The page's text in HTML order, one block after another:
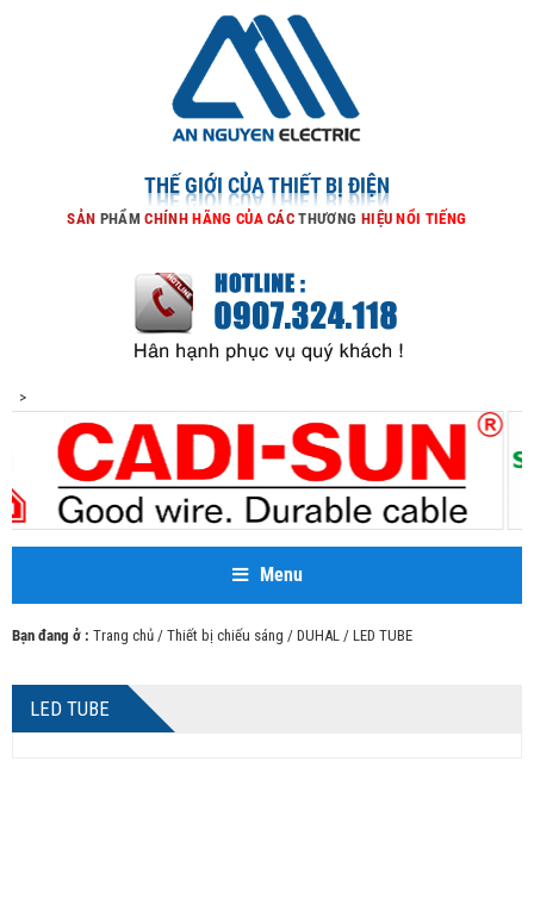
THẾ GIỚI CỦA THIẾT BỊ ĐIỆN
SẢN PHẨM CHÍNH HÃNG CỦA CÁC THƯƠNG HIỆU NỔI TIẾNG
>
Menu
Bạn đang ở : Trang chủ / Thiết bị chiếu sáng / DUHAL / LED TUBE
LED TUBE